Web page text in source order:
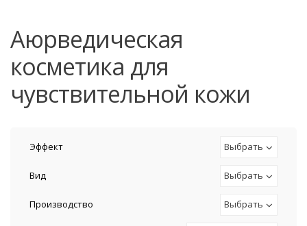
аюрведическая
косметика для
чувствительной кожи
Эффект Выбрать
Вид Выбрать
Производство Выбрать